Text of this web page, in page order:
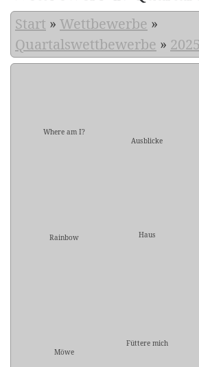
Start » Wettbewerbe »
Quartalswettbewerbe » 2025
Where am I?
Ausblicke
Rainbow Haus
Möwe
Füttere mich